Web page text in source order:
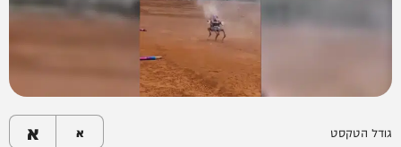
גודל הטקסט א א